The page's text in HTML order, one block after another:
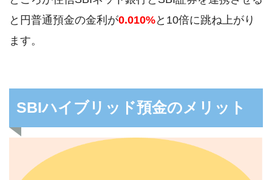
と円普通預金の金利が0.010%と10倍に跳ね上がり
ます。
SBIハイブリッド預金のメリット